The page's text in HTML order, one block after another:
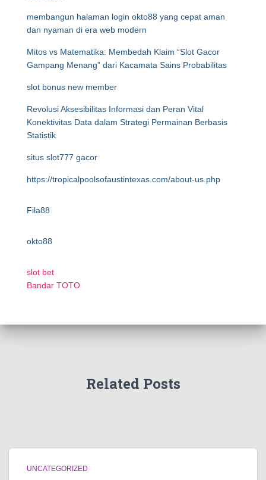
membangun halaman login okto88 yang cepat aman
dan nyaman di era web modern
Mitos vs Matematika: Membedah Klaim “Slot Gacor
Gampang Menang” dari Kacamata Sains Probabilitas
slot bonus new member
Revolusi Aksesibilitas Informasi dan Peran Vital
Konektivitas Data dalam Strategi Permainan Berbasis
Statistik
situs slot777 gacor
https://tropicalpoolsofaustintexas.com/about-us.php
Fila88
okto88
slot bet
Bandar TOTO
Related Posts
UNCATEGORIZED